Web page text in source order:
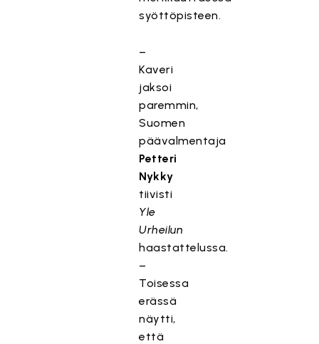
syöttöpisteen.
–
Kaveri
jaksoi
paremmin,
Suomen
päävalmentaja
Petteri
Nykky
tiivisti
Yle
Urheilun
haastattelussa.
–
Toisessa
erässä
näytti,
että